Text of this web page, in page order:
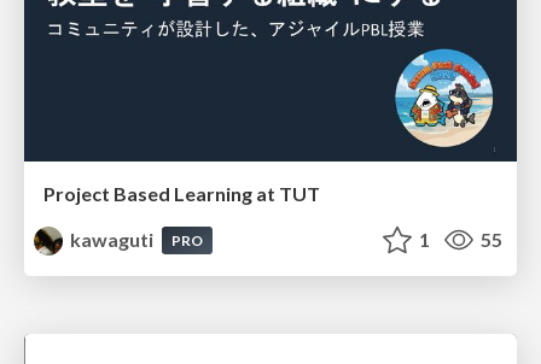
Project Based Learning at TUT
kawaguti
PRO 1 55